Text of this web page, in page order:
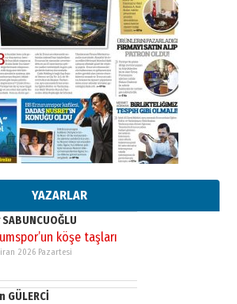
YAZARLAR
Yesevi’den bir Alperen…
idi… Hakka yürüdü.!
2026 Perşembe
bıraktığı hatıralarıyla
adamı Faruk Terzioğlu!
2026 Çarşamba
Sekmen’den Erzurum’a
2026 Pazar
köşe taşları
2026 Pazartesi
GÜLERCİ